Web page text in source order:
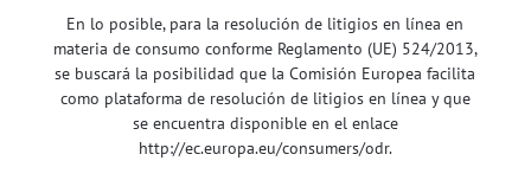
En lo posible, para la resolución de litigios en línea en
materia de consumo conforme Reglamento (UE) 524/2013,
se buscará la posibilidad que la Comisión Europea facilita
como plataforma de resolución de litigios en línea y que
se encuentra disponible en el enlace
http://ec.europa.eu/consumers/odr.